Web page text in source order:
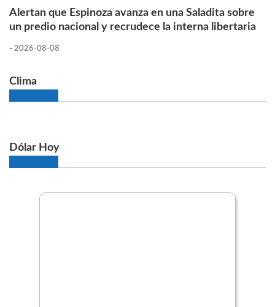
Alertan que Espinoza avanza en una Saladita sobre
un predio nacional y recrudece la interna libertaria
- 2026-08-08
Clima
Dólar Hoy